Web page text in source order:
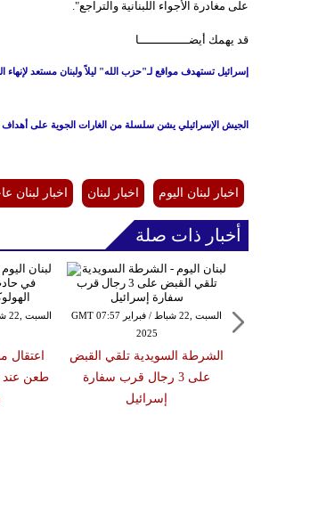
على مغادرة الأجواء اللبنانية والتراجع".‏
قد يهمك أيضــــــــــــــا
إسرائيل تستهدف مواقع لـ"حزب الله" ليلاً ولبنان مستعد
الجيش الإسرائيلي يشن سلسلة من الغارات الجوية على أهداف لحزب الله بعد
اخبار لبنان اليوم اخبار لبنان اخبار لبنان
أخبار ذات صلة
اعتقال
طعن عند
السبت ,22 شباط / فبراير GMT 07:57
2025
الشرطة السويدية تلقي القبض
على 3 رجال قرب سفارة
إسرائيل